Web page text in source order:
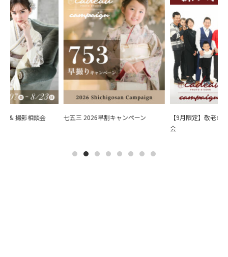
& 撮影相談会 七五三 2026早割キャンペーン
【9月限定】敬老の
会